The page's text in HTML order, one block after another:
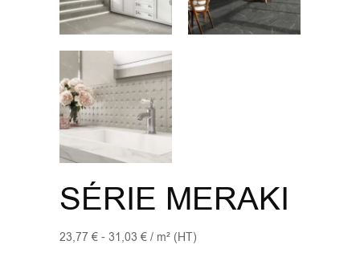
SÉRIE MERAKI
23,77 € - 31,03 € / m² (HT)